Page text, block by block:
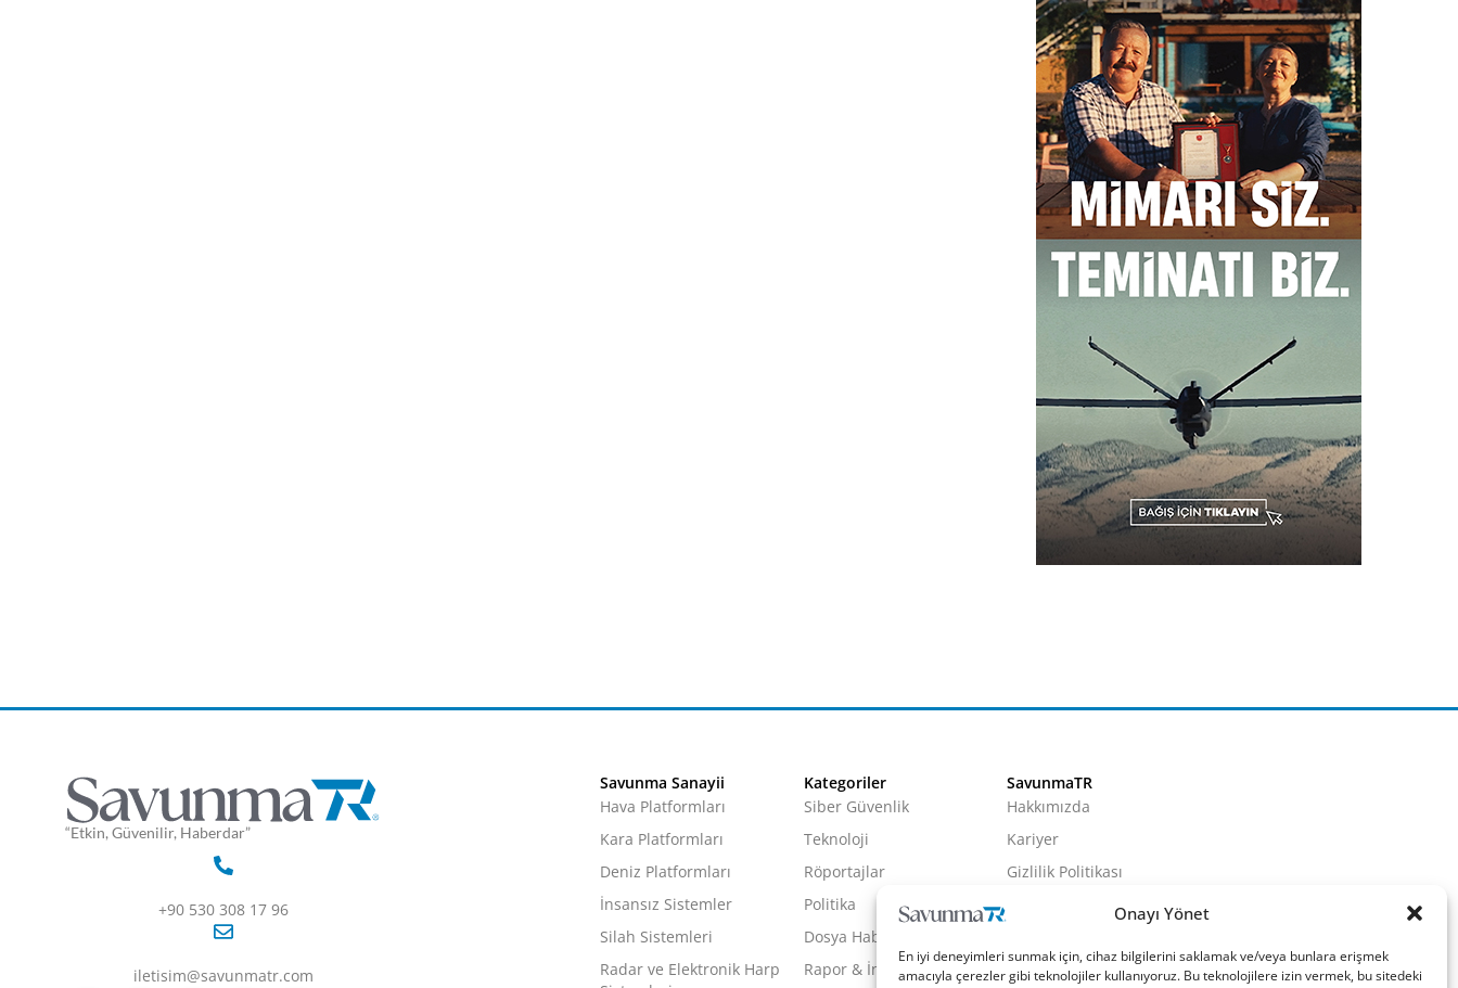
Onayı Yönet
En iyi deneyimleri sunmak için, cihaz bilgilerini saklamak ve/veya bunlara erişmek
amacıyla çerezler gibi teknolojiler kullanıyoruz. Bu teknolojilere izin vermek, bu sitedeki
“Etkin, Güvenilir, Haberdar”
+90 530 308 17 96
iletisim@savunmatr.com
Savunma Sanayii
Hava Platformları
Kara Platformları
Deniz Platformları
İnsansız Sistemler
Silah Sistemleri
Radar ve Elektronik Harp
Kategoriler
Siber Güvenlik
Teknoloji
Röportajlar
Politika
Dosya Haber
Rapor & İnfografik
SavunmaTR
Hakkımızda
Kariyer
Gizlilik Politikası